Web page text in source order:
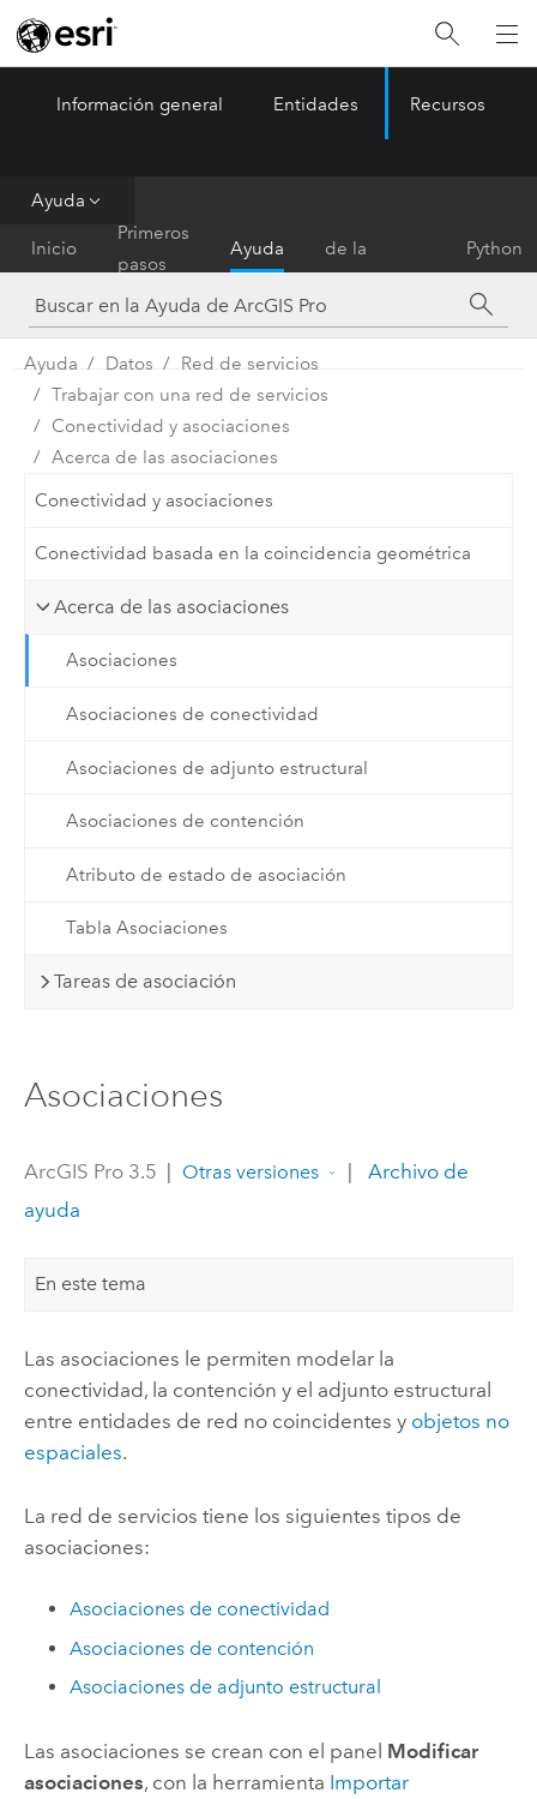
ArcGIS Pro Menu
Información general Entidades Recursos
Ayuda
Inicio
Primeros
pasos
Ayuda
de la
herramienta
Python
Ayuda Datos
Red de servicios
Trabajar con una red de servicios
Conectividad y asociaciones
Acerca de las asociaciones
Conectividad y asociaciones
Conectividad basada en la coincidencia geométrica
Acerca de las asociaciones
Asociaciones
Asociaciones de conectividad
Asociaciones de adjunto estructural
Asociaciones de contención
Atributo de estado de asociación
Tabla Asociaciones
Tareas de asociación
Asociaciones
ArcGIS Pro 3.5 | Otras versiones |
Archivo de
ayuda
En este tema
Las asociaciones le permiten modelar la
conectividad, la contención y el adjunto estructural
entre entidades de red no coincidentes y objetos no
espaciales.
La red de servicios tiene los siguientes tipos de
asociaciones:
Asociaciones de conectividad
Asociaciones de contención
Asociaciones de adjunto estructural
Las asociaciones se crean con el panel Modificar
asociaciones, con la herramienta Importar